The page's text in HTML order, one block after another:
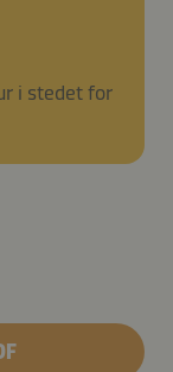
i stedet for